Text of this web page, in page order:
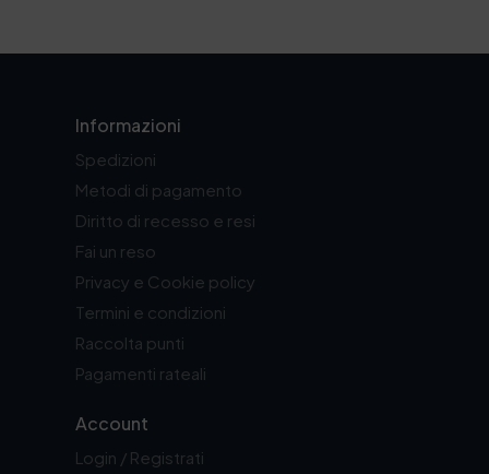
Informazioni
Spedizioni
Metodi di pagamento
Diritto di recesso e resi
Fai un reso
Privacy e Cookie policy
Termini e condizioni
Raccolta punti
Pagamenti rateali
Account
Login / Registrati